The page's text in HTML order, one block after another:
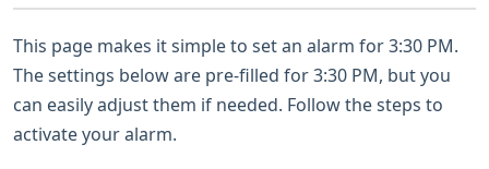
This page makes it simple to set an alarm for 3:30 PM.
The settings below are pre-filled for 3:30 PM, but you
can easily adjust them if needed. Follow the steps to
activate your alarm.